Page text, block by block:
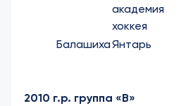
академия
хоккея
БалашихаЯнтарь
2010 г.р. группа «В»